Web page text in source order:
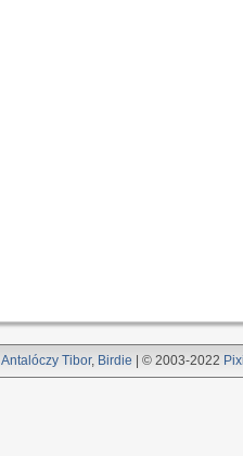
Antalóczy Tibor, Birdie | © 2003-2022